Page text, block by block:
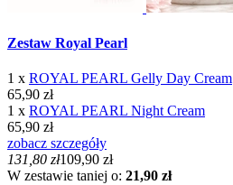
Zestaw Royal Pearl
1 x ROYAL PEARL Gelly Day Cream
65,90 zł
1 x ROYAL PEARL Night Cream
65,90 zł
zobacz szczegóły
131,80 zł109,90 zł
W zestawie taniej o: 21,90 zł